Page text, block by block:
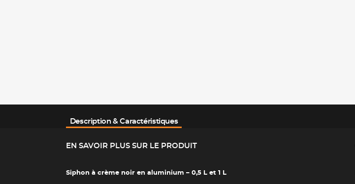
Description & Caractéristiques
EN SAVOIR PLUS SUR LE PRODUIT
Siphon à crème noir en aluminium – 0,5 L et 1 L